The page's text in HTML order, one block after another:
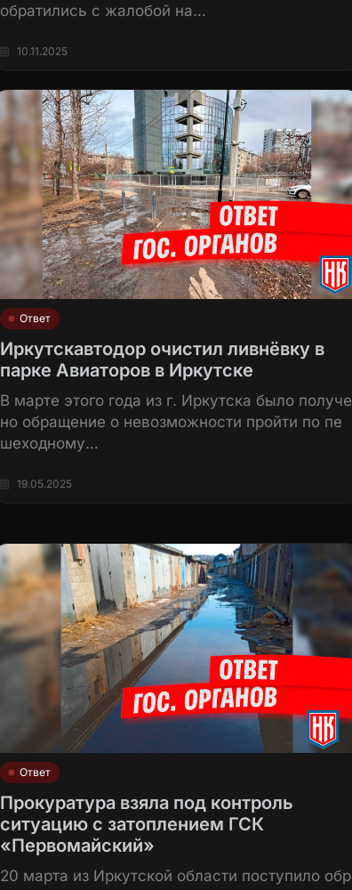
обратились с жалобой на…
10.11.2025
Ответ
Иркутскавтодор очистил ливнёвку в
парке Авиаторов в Иркутске
В марте этого года из г. Иркутска было получе
но обращение о невозможности пройти по пе
шеходному…
19.05.2025
Ответ
Прокуратура взяла под контроль
ситуацию с затоплением ГСК
«Первомайский»
20 марта из Иркутской области поступило обр